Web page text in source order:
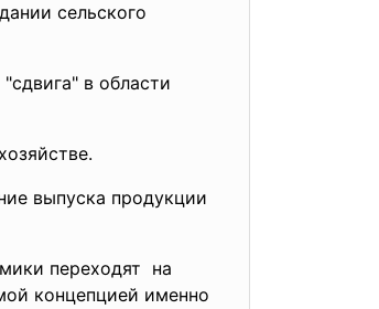
сельского
в области
хозяйстве.
выпуска продукции
переходят на
концепцией именно